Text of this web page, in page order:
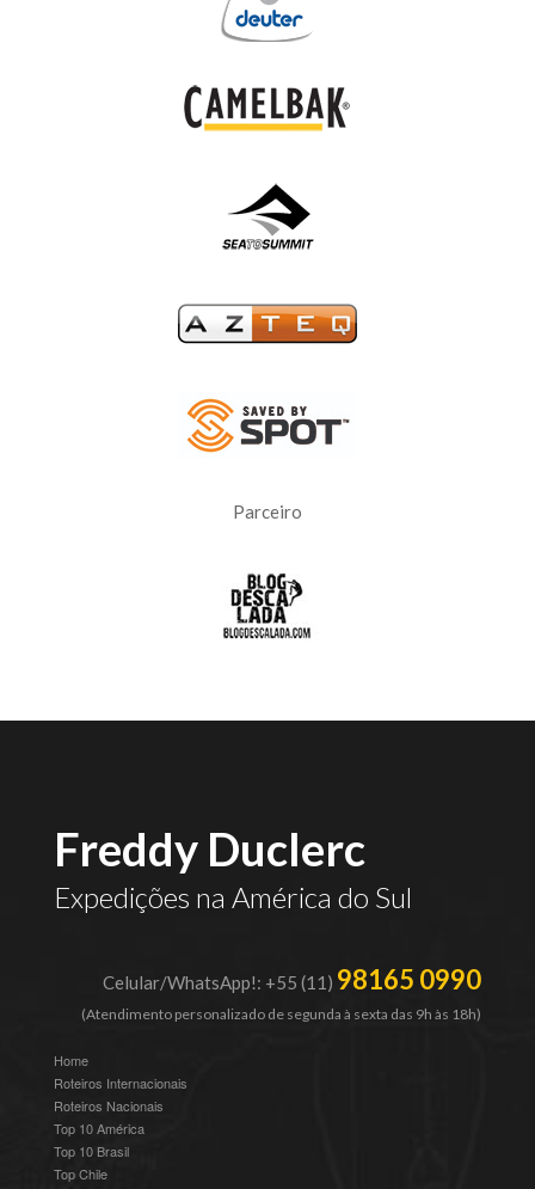
Parceiro
Freddy Duclerc
Expedições na América do Sul
Celular/WhatsApp!: +55 (11) 98165 0990
(Atendimento personalizado de segunda à sexta das 9h às 18h)
Home
Roteiros Internacionais
Roteiros Nacionais
Top 10 América
Top 10 Brasil
Top Chile